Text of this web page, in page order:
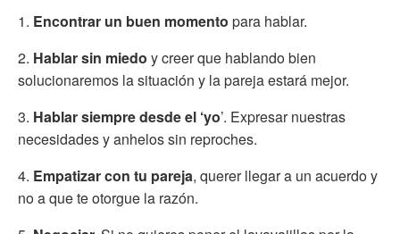
1. Encontrar un buen momento para hablar.
2. Hablar sin miedo y creer que hablando bien
solucionaremos la situación y la pareja estará mejor.
3. Hablar siempre desde el ‘yo’. Expresar nuestras
necesidades y anhelos sin reproches.
4. Empatizar con tu pareja, querer llegar a un acuerdo y
no a que te otorgue la razón.